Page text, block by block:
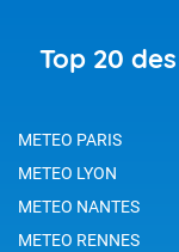
Top 20
METEO PARIS
METEO LYON
METEO NANTES
METEO RENNES